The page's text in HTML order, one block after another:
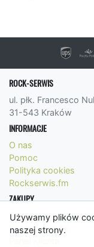
Używamy plików
naszej strony.
ROCK-SERWIS
ul. płk. Francesco
31-543 Kraków
INFORMACJE
O nas
Pomoc
Polityka cookies
Rockserwis.fm
ZAKUPY
Formy płatności
Koszty wysyłki